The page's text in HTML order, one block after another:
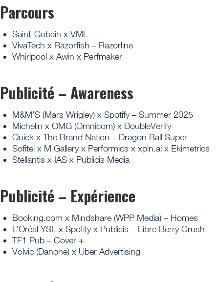
Parcours
Saint-Gobain x VML
VivaTech x Razorfish – Razorline
Whirlpool x Awin x Perfmaker
Publicité – Awareness
M&M’S (Mars Wrigley) x Spotify – Summer 2025
Michelin x OMG (Omnicom) x DoubleVerify
Quick x The Brand Nation – Dragon Ball Super
Sofitel x M Gallery x Performics x xpln.ai x Ekimetrics
Stellantis x IAS x Publicis Media
Publicité – Expérience
Booking.com x Mindshare (WPP Media) – Homes
L’Oréal YSL x Spotify x Publicis – Libre Berry Crush
TF1 Pub – Cover +
Volvic (Danone) x Uber Advertising